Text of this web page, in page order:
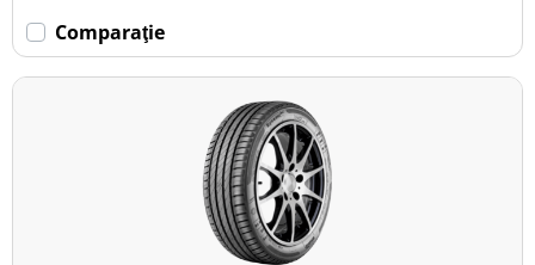
Comparaţie